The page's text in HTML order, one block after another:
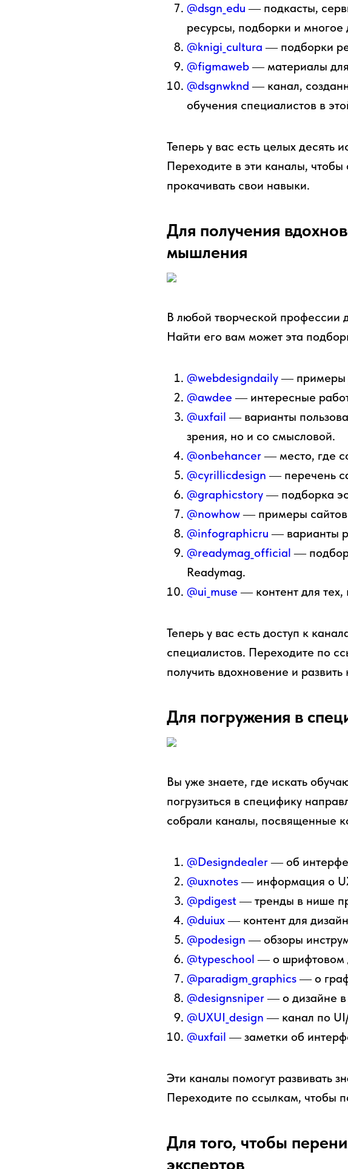
@dsgn_edu ― подкасты,
ресурсы, подборки и многое
@knigi_cultura ― подборки
@figmaweb― материалы для
@dsgnwknd ― канал,
обучения специалистов в
Теперь у вас есть целых десять
Переходите в эти каналы,
прокачивать свои навыки.
Для получения
мышления
В любой творческой профессии
Найти его вам может эта
@webdesigndaily― примеры
@awdee ― интересные
@uxfail ― варианты
зрения, но и со смысловой.
@onbehancer― место, где
@cyrillicdesign ― перечень
@graphicstory― подборка
@nowhow― примеры сайтов
@infographicru ― варианты
@readymag_official ―
Readymag.
@ui_muse ― контент для тех,
Теперь у вас есть доступ к
специалистов. Переходите по
получить вдохновение и
Для погружения в
Вы уже знаете, где искать
погрузиться в специфику
собрали каналы, посвященные
@Designdealer― об
@uxnotes― информация о
@pdigest― тренды в нише
@duiux― контент для
@podesign ― обзоры
@typeschool ― о шрифтовом
@paradigm_graphics― о
@designsniper― о дизайне в
@UXUI_design ― канал по
@uxfail ― заметки об
Эти каналы помогут развивать
Переходите по ссылкам, чтобы
Для того, чтобы
экспертов